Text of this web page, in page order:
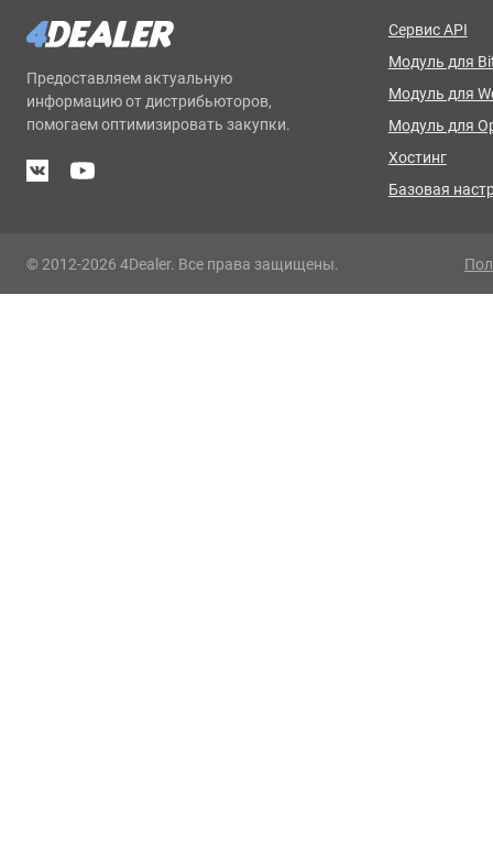
Предоставляем актуальную
информацию от дистрибьюторов,
помогаем оптимизировать закупки.
Сервис API
Модуль для
Модуль для
Модуль для
Хостинг
Базовая
© 2012-2026 4Dealer. Все права защищены.